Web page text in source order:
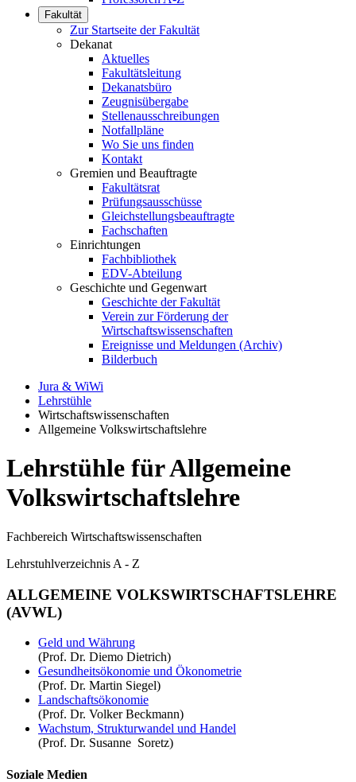
Fakultät
Zur Startseite der Fakultät
Dekanat
Aktuelles
Fakultätsleitung
Dekanatsbüro
Zeugnisübergabe
Stellenausschreibungen
Notfallpläne
Wo Sie uns finden
Kontakt
Gremien und Beauftragte
Fakultätsrat
Prüfungsausschüsse
Gleichstellungsbeauftragte
Fachschaften
Einrichtungen
Fachbibliothek
EDV-Abteilung
Geschichte und Gegenwart
Geschichte der Fakultät
Verein zur Förderung der
Wirtschaftswissenschaften
Ereignisse und Meldungen (Archiv)
Bilderbuch
Jura & WiWi
Lehrstühle
Wirtschaftswissenschaften
Allgemeine Volkswirtschaftslehre
Lehrstühle für Allgemeine
Volkswirtschaftslehre
Fachbereich Wirtschaftswissenschaften
Lehrstuhlverzeichnis A - Z
ALLGEMEINE VOLKSWIRTSCHAFTSLEHRE
(AVWL)
Geld und Währung
(Prof. Dr. Diemo Dietrich)
Gesundheitsökonomie und Ökonometrie
(Prof. Dr. Martin Siegel)
Landschaftsökonomie
(Prof. Dr. Volker Beckmann)
Wachstum, Strukturwandel und Handel
(Prof. Dr. Susanne Soretz)
Soziale Medien